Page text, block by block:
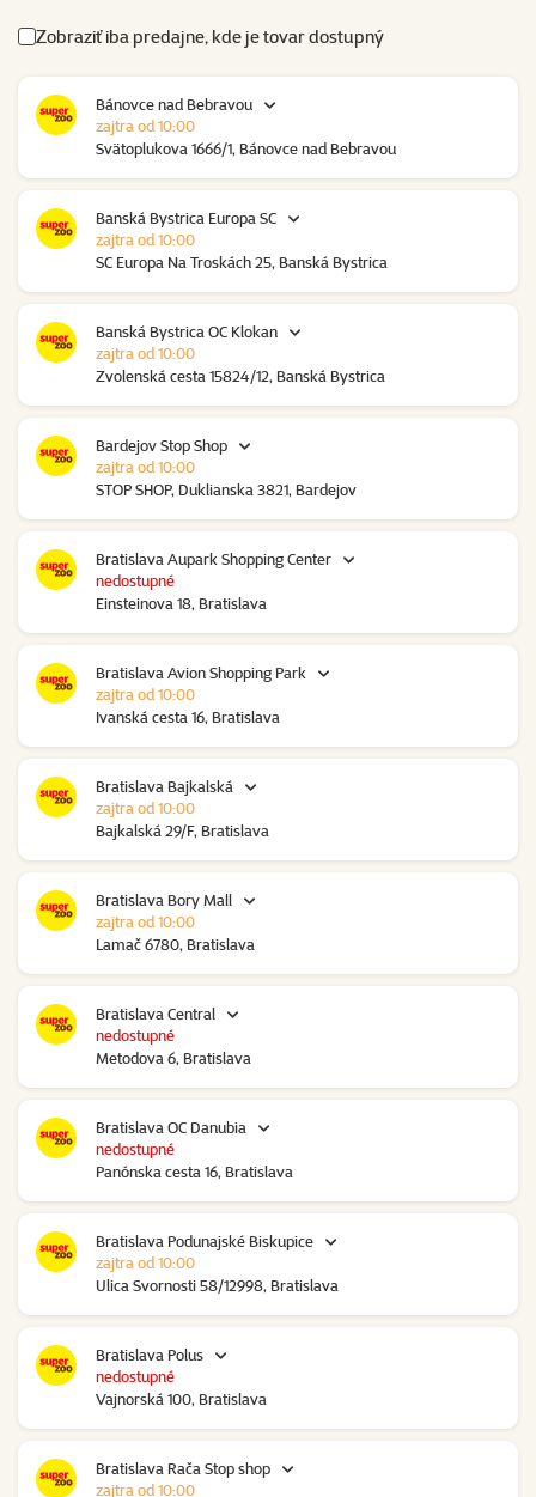
Zobraziť iba predajne, kde je tovar dostupný
Bánovce nad Bebravou
Svätoplukova 1666/1, Bánovce nad Bebravou
zajtra od 10:00
Banská Bystrica Europa SC
SC Europa Na Troskách 25, Banská Bystrica
zajtra od 10:00
Banská Bystrica OC Klokan
Zvolenská cesta 15824/12, Banská Bystrica
zajtra od 10:00
Bardejov Stop Shop
STOP SHOP, Duklianska 3821, Bardejov
zajtra od 10:00
Bratislava Aupark Shopping Center
Einsteinova 18, Bratislava
nedostupné
Bratislava Avion Shopping Park
Ivanská cesta 16, Bratislava
zajtra od 10:00
Bratislava Bajkalská
Bajkalská 29/F, Bratislava
zajtra od 10:00
Bratislava Bory Mall
Lamač 6780, Bratislava
zajtra od 10:00
Bratislava Central
Metodova 6, Bratislava
nedostupné
Bratislava OC Danubia
Panónska cesta 16, Bratislava
nedostupné
Bratislava Podunajské Biskupice
Ulica Svornosti 58/12998, Bratislava
zajtra od 10:00
Bratislava Polus
Vajnorská 100, Bratislava
nedostupné
Bratislava Rača Stop shop
zajtra od 10:00